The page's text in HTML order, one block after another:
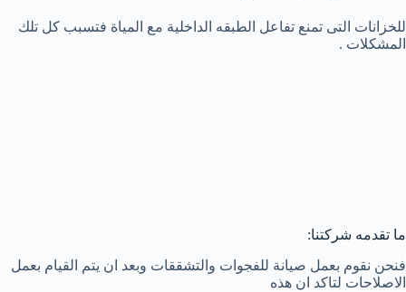
للخزانات التى تمنع تفاعل الطبقه الداخلية مع المياة فتسبب كل تلك
المشكلات .
ما تقدمه شركتنا:
فنحن نقوم بعمل صيانة للفجوات والتشققات وبعد ان يتم القيام بعمل
الاصلاحات لتاكد ان هذه